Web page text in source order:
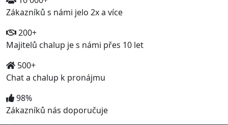
Zákazníků s námi jelo 2x a více
200+
Majitelů chalup je s námi přes 10 let
500+
Chat a chalup k pronájmu
98%
Zákazníků nás doporučuje